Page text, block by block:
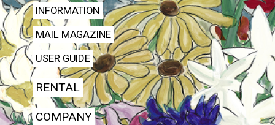
INFORMATION
MAIL MAGAZINE
USER GUIDE
RENTAL
COMPANY